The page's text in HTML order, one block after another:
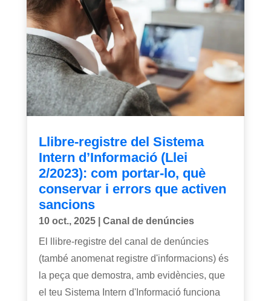
Llibre-registre del Sistema
Intern d’Informació (Llei
2/2023): com portar-lo, què
conservar i errors que activen
sancions
10 oct., 2025| Canal de denúncies
El llibre-registre del canal de denúncies
(també anomenat registre d'informacions) és
la peça que demostra, amb evidències, que
el teu Sistema Intern d'Informació funciona